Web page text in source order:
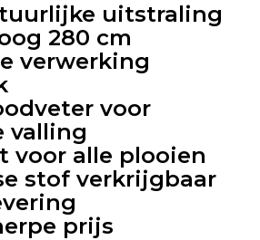
uitstraling
280 cm
verwerking
voor
valling
voor alle plooien
stof verkrijgbaar
prijs